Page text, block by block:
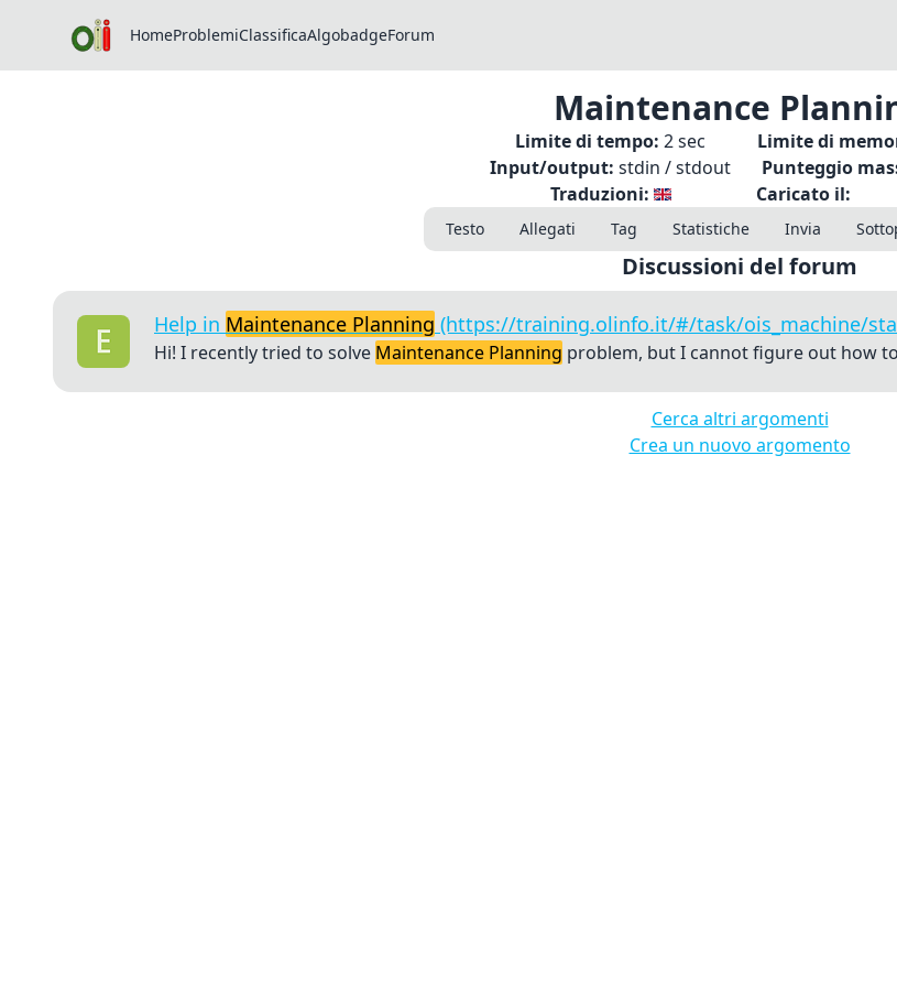
HomeProblemiClassificaAlgobadgeForum
Maintenance
Limite di tempo: 2 sec Limite di
Input/output: stdin / stdout Punteggio
Traduzioni:
Caricato il:
Testo Allegati Tag Statistiche Invia
Discussioni del forum
Help in Maintenance Planning (https://training.olinfo.it/#/task/ois_machine/
Hi! I recently tried to solve Maintenance Planning problem, but I cannot figure out how
Cerca altri argomenti
Crea un nuovo argomento